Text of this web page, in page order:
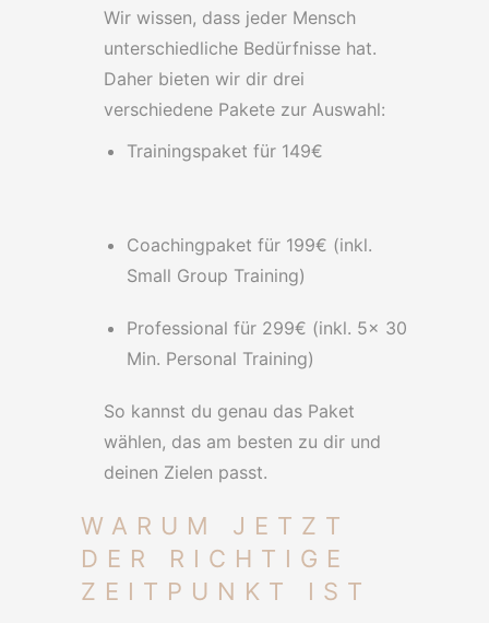
Wir wissen, dass jeder Mensch
unterschiedliche Bedürfnisse hat.
Daher bieten wir dir drei
verschiedene Pakete zur Auswahl:
Trainingspaket für 149€
Coachingpaket für 199€ (inkl.
Small Group Training)
Professional für 299€ (inkl. 5x 30
Min. Personal Training)
So kannst du genau das Paket
wählen, das am besten zu dir und
deinen Zielen passt.
WARUM JETZT
DER RICHTIGE
ZEITPUNKT IST